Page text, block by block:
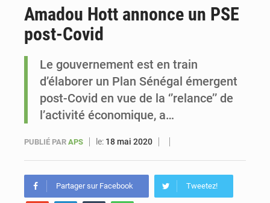
Sénégal : Ousmane Diagne prêtera serment le 11 août comme président du Conseil constitutionnel
Amadou Hott annonce un PSE
post-Covid
Le gouvernement est en train
d’élaborer un Plan Sénégal émergent
post-Covid en vue de la ‘’relance’’ de
l’activité économique, a…
PUBLIÉ PAR APS le: 18 mai 2020
Partager sur Facebook Tweetez!